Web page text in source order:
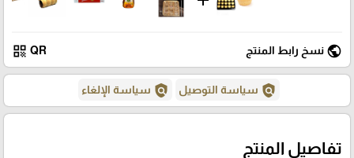
public نسخ رابط المنتج QR
qr_code
policy سياسة التوصيل policy سياسة الإلغاء
تفاصيل المنتج